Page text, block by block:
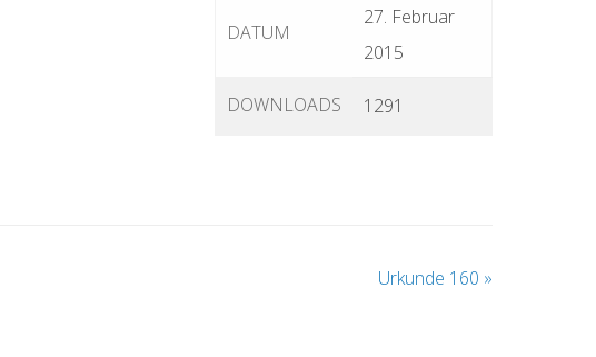
DATUM
27. Februar
2015
DOWNLOADS 1291
Urkunde 160 »